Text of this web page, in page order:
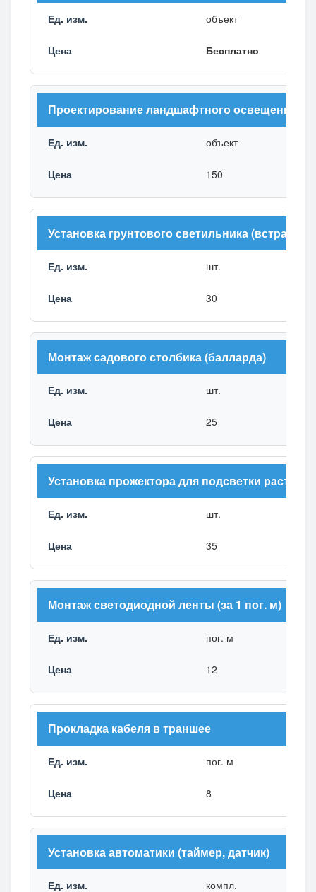
объект
Бесплатно
Проектирование ландшафтного освещения
объект
150
Установка грунтового светильника
шт.
30
Монтаж садового столбика (балларда)
шт.
25
Установка прожектора для подсветки растений
шт.
35
Монтаж светодиодной ленты (за 1 пог. м)
пог. м
12
Прокладка кабеля в траншее
пог. м
8
Установка автоматики (таймер, датчик)
компл.